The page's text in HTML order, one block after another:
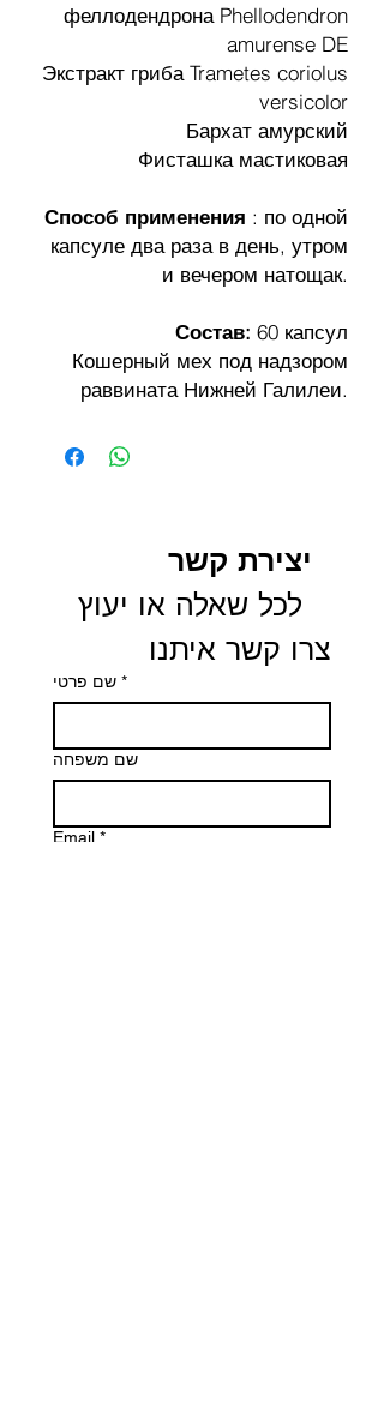
феллодендрона Phellodendron
amurense DE
Экстракт гриба Trametes coriolus
versicolor
Бархат амурский
Фисташка мастиковая
Способ применения : по одной
капсуле два раза в день, утром
и вечером натощак.
Состав: 60 капсул
Кошерный мех под надзором
раввината Нижней Галилеи.
יצירת קשר
צרו קשר איתנו
שם פרטי *
שם משפחה
Email *